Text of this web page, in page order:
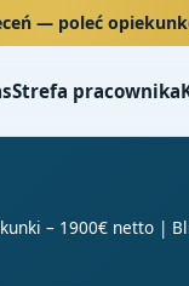
— poleć
Strefa pracownika
– 1900€ netto |